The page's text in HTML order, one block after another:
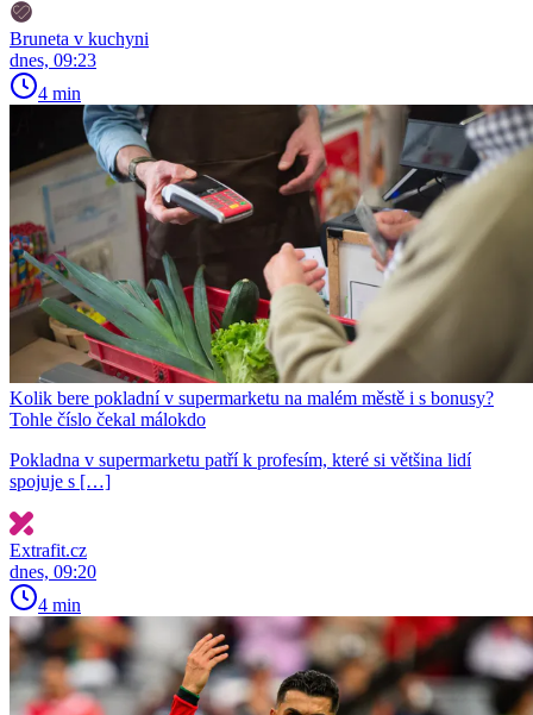
Bruneta v kuchyni
dnes, 09:23
4 min
Kolik bere pokladní v supermarketu na malém městě i s bonusy?
Tohle číslo čekal málokdo
Pokladna v supermarketu patří k profesím, které si většina lidí
spojuje s […]
Extrafit.cz
dnes, 09:20
4 min